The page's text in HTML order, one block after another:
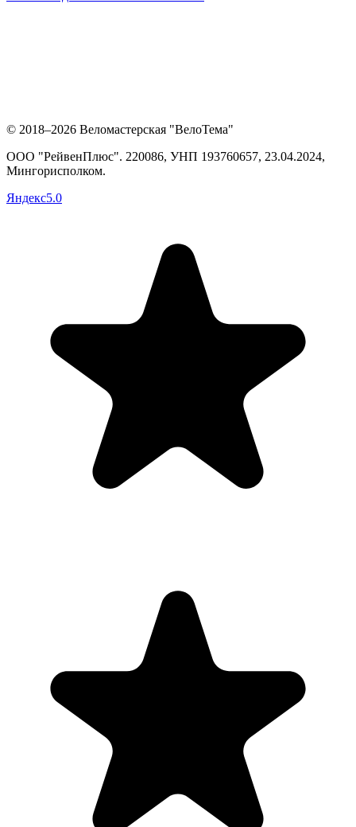
© 2018–2026 Веломастерская "ВелоТема"
ООО "РейвенПлюс". 220086, УНП 193760657, 23.04.2024,
Мингорисполком.
Яндекс5.0